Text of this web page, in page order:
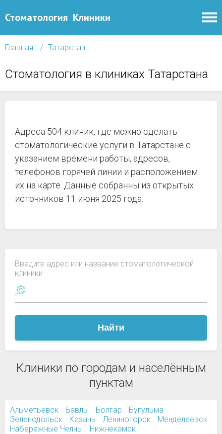
Стоматология Клиники
Главная Татарстан
Стоматология в клиниках Татарстана
Адреса 504 клиник, где можно сделать
стоматологические услуги в Татарстане с
указанием времени работы, адресов,
телефонов горячей линии и расположением
их на карте. Данные собранны из открытых
источников 11 июня 2025 года.
Введите адрес или название стоматологической
клиники
Найти
Клиники по городам и населённым
пунктам
Альметьевск Бавлы Болгар
Бугульма
Зеленодольск
Казань Лениногорск
Менделеевск
Набережные Челны
Нижнекамск